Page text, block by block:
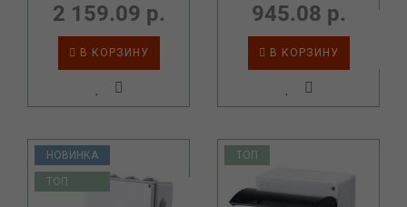
2 159.09 р.
В КОРЗИНУ
945.08 р.
В КОРЗИНУ
НОВИНКА
ТОП
ТОП